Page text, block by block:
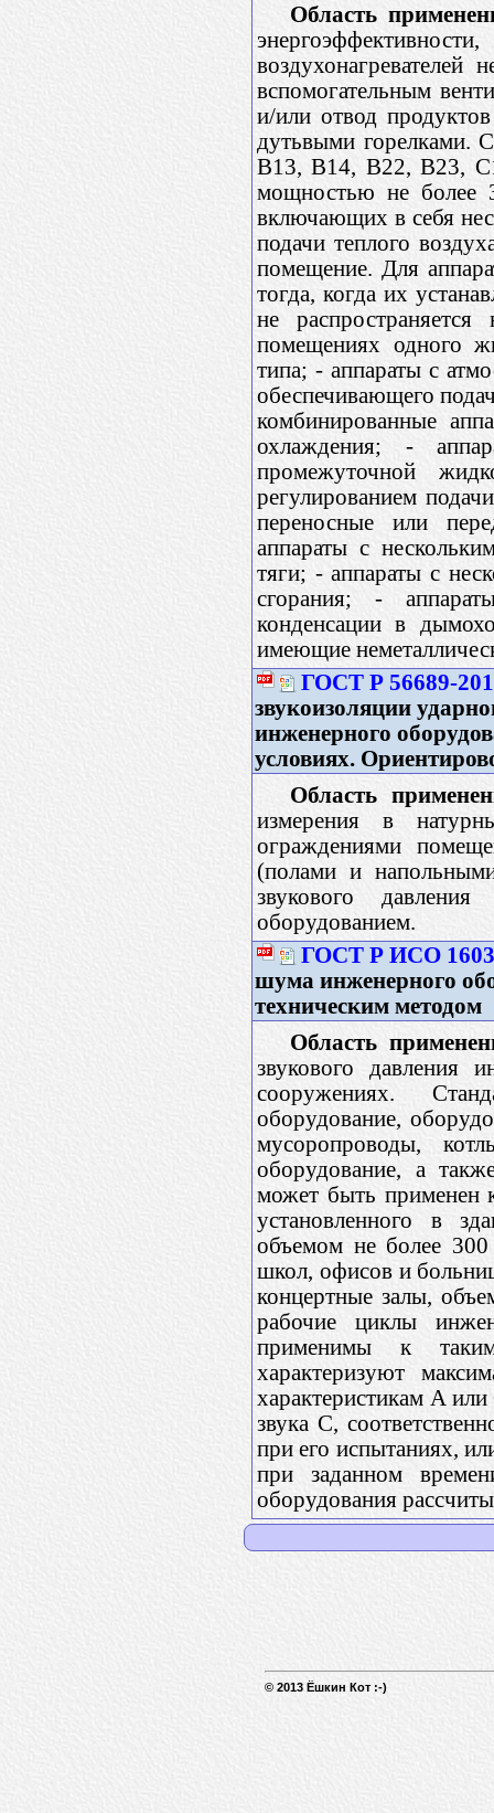
Область
воздухонагревателей
вспомогательным
и/или отвод
дутьвыми горелками.
В13, В14, В22, В23,
мощностью не более
включающих в себя
подачи теплого
помещение. Для
тогда, когда их
не
помещениях одного
типа; - аппараты с
обеспечивающего
комбинированные
охлаждения; -
промежуточной
регулированием
переносные или
аппараты с
тяги; - аппараты с
сгорания; -
конденсации в
имеющие
ГОСТ Р 56689-
звукоизоляции
инженерного
условиях.
Область
измерения в
ограждениями
(полами и
звукового
оборудованием.
ГОСТ Р ИСО
шума инженерного
техническим методом
Область
звукового давления
сооружениях.
оборудование,
мусоропроводы,
оборудование, а
может быть применен
установленного в
объемом не более
школ, офисов и
концертные залы,
рабочие циклы
применимы к
характеризуют
характеристикам A
звука С,
при его испытаниях,
при заданном
оборудования
© 2013 Ёшкин Кот :-)